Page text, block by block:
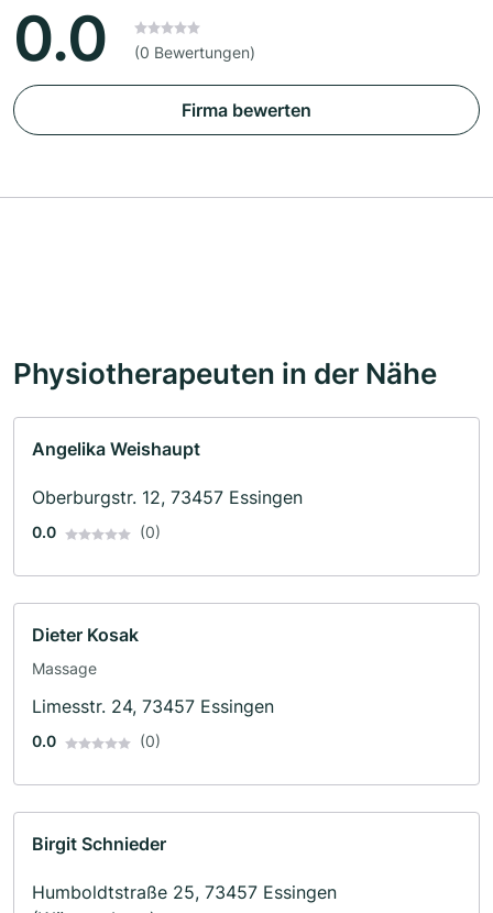
0.0 (0 Bewertungen)
Firma bewerten
Physiotherapeuten in der Nähe
Angelika Weishaupt
Oberburgstr. 12, 73457 Essingen
0.0 (0)
Dieter Kosak
Massage
Limesstr. 24, 73457 Essingen
0.0 (0)
Birgit Schnieder
Humboldtstraße 25, 73457 Essingen